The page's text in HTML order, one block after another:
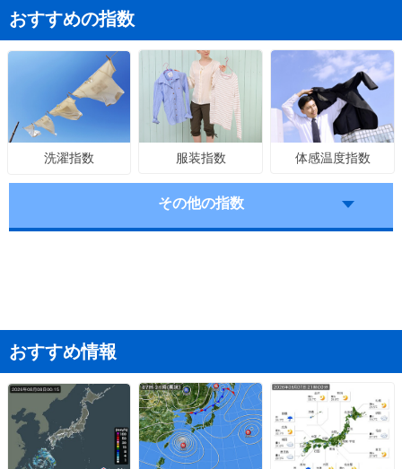
おすすめの指数
洗濯指数 服装指数 体感温度指数
その他の指数
おすすめ情報